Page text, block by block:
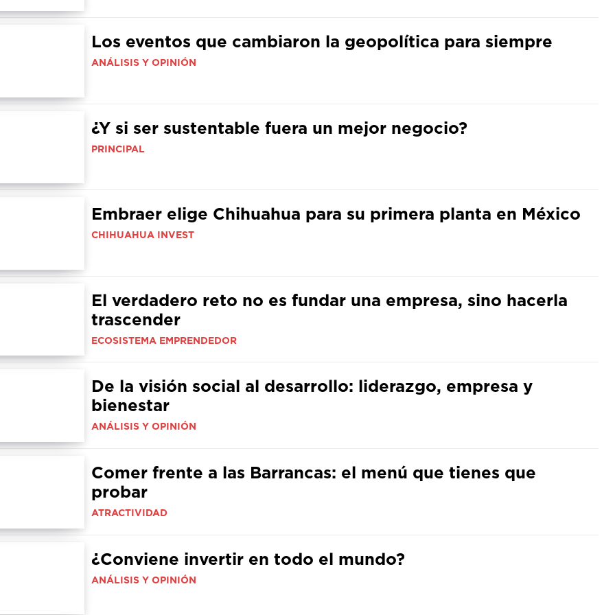
Los eventos que cambiaron la geopolítica para siempre
ANÁLISIS Y OPINIÓN
¿Y si ser sustentable fuera un mejor negocio?
PRINCIPAL
Embraer elige Chihuahua para su primera planta en México
CHIHUAHUA INVEST
El verdadero reto no es fundar una empresa, sino hacerla
trascender
ECOSISTEMA EMPRENDEDOR
De la visión social al desarrollo: liderazgo, empresa y
bienestar
ANÁLISIS Y OPINIÓN
Comer frente a las Barrancas: el menú que tienes que
probar
ATRACTIVIDAD
¿Conviene invertir en todo el mundo?
ANÁLISIS Y OPINIÓN